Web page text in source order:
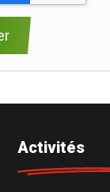
Activités